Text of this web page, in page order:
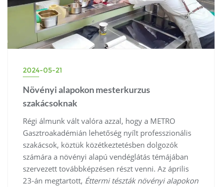
2024-05-21
Növényi alapokon mesterkurzus
szakácsoknak
Régi álmunk vált valóra azzal, hogy a METRO
Gasztroakadémián lehetőség nyílt professzionális
szakácsok, köztük közétkeztetésben dolgozók
számára a növényi alapú vendéglátás témájában
szervezett továbbképzésen részt venni. Az április
23-án megtartott, Éttermi tészták növényi alapokon